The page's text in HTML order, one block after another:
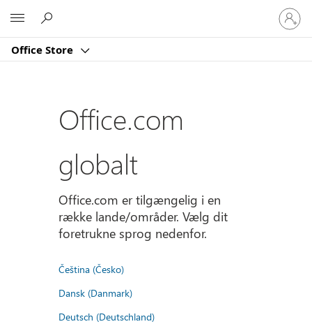
Office Store
Log
på
din
Office.com
globalt
Office.com er tilgængelig i en
række lande/områder. Vælg dit
foretrukne sprog nedenfor.
Čeština (Česko)
Dansk (Danmark)
Deutsch (Deutschland)